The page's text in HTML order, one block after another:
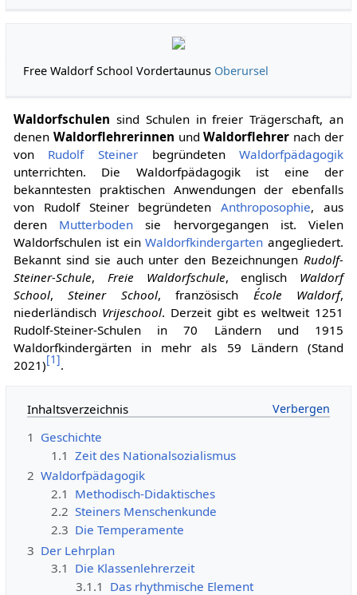
Free Waldorf School Vordertaunus Oberursel
Waldorfschulen sind Schulen in freier Trägerschaft, an
denen Waldorflehrerinnen undWaldorflehrer nach der
von Rudolf Steiner begründetenWaldorfpädagogik
unterrichten. Die Waldorfpädagogik ist eine der
bekanntesten praktischen Anwendungen der ebenfalls
von Rudolf Steiner begründetenAnthroposophie, aus
deren Mutterboden sie hervorgegangen ist. Vielen
Waldorfschulen ist einWaldorfkindergarten angegliedert.
Bekannt sind sie auch unter den Bezeichnungen Rudolf-
Steiner-Schule, Freie Waldorfschule, englisch Waldorf
School,Steiner School, französisch École Waldorf,
niederländisch Vrijeschool. Derzeit gibt es weltweit 1251
Rudolf-Steiner-Schulen in 70 Ländern und 1915
Waldorfkindergärten in mehr als 59 Ländern (Stand
2021)[1].
Inhaltsverzeichnis
1 Geschichte
1.1 Zeit des Nationalsozialismus
2 Waldorfpädagogik
2.1 Methodisch-Didaktisches
2.2 Steiners Menschenkunde
2.3 Die Temperamente
3 Der Lehrplan
3.1 Die Klassenlehrerzeit
3.1.1 Das rhythmische Element